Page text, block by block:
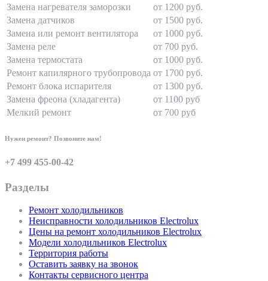
Замена нагревателя заморозки
от 1200 руб.
Замена датчиков
от 1500 руб.
Замена или ремонт вентилятора
от 1000 руб.
Замена реле
от 700 руб.
Замена термостата
от 1000 руб.
Ремонт капилярного трубопровода от 1700 руб.
Ремонт блока испарителя
от 1300 руб.
Замена фреона (хладагента)
от 1100 руб
Мелкий ремонт
от 700 руб
Нужен ремонт? Позвоните нам!
+7 499 455-00-42
Разделы
Ремонт холодильников
Неисправности холодильников Electrolux
Цены на ремонт холодильников Electrolux
Модели холодильников Electrolux
Территория работы
Оставить заявку на звонок
Контакты сервисного центра